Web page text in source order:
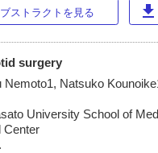
ストラクトを見る download
surgery
Natsuko
University School of
Center